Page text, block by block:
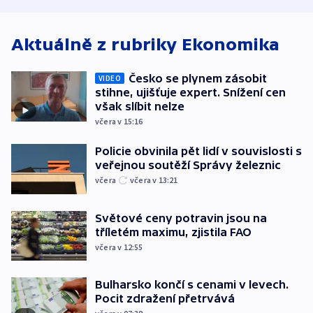
Aktuálně z rubriky Ekonomika
VIDEO
Česko se plynem zásobit
stihne, ujišťuje expert. Snížení cen
však slíbit nelze
včera v 15:16
Policie obvinila pět lidí v souvislosti s
veřejnou soutěží Správy železnic
včera včera v 13:21
Světové ceny potravin jsou na
tříletém maximu, zjistila FAO
včera v 12:55
Bulharsko končí s cenami v levech.
Pocit zdražení přetrvává